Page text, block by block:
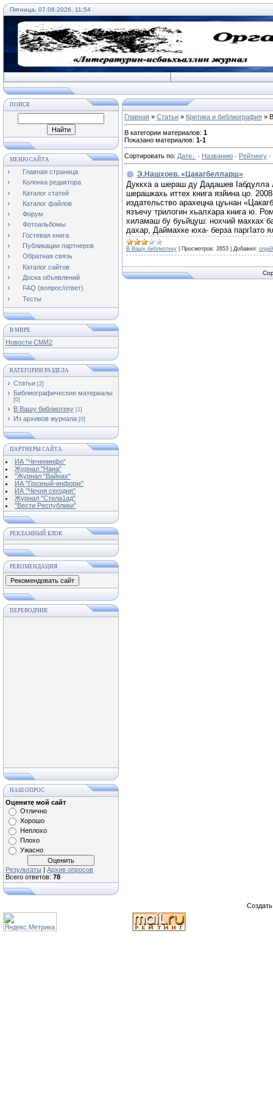
Пятница, 07.08.2026, 11:54
ПОИСК
МЕНЮ САЙТА
Главная страница
Колонка редактора
Каталог статей
Каталог файлов
Форум
Фотоальбомы
Гостевая книга
Публикации партнеров
Обратная связь
Каталог сайтов
Доска объявлений
FAQ (вопрос/ответ)
Тесты
В МИРЕ
Новости СМИ2
КАТЕГОРИИ РАЗДЕЛА
Статьи [2]
Библиографические материалы
[0]
В Вашу библиотеку [1]
Из архивов журнала [0]
ПАРТНЕРЫ САЙТА
ИА "Чеченинфо"
Журнал "Нана"
"Журнал "Вайнах"
ИА "Грозный-информ"
ИА "Чечня сегодня"
Журнал "Стела1ад"
"Вести Республики"
РЕКЛАМНЫЙ БЛОК
РЕКОМЕНДАЦИЯ
ПЕРЕВОДЧИК
НАШ ОПРОС
Оцените мой сайт
Отлично
Хорошо
Неплохо
Плохо
Ужасно
Результаты | Архив опросов
Всего ответов: 78
Главная » Статьи » Критика и библиография »
В категории материалов: 1
Показано материалов: 1-1
Сортировать по: Дате · Названию · Рейтингу ·
Э.Нашхоев. «Цакагбелларш»
Дуккха а шераш ду Дадашев Iабдулла
шерашкахь иттех книга язйина цо.
издательство арахецна цуьнан
язъечу трилогин хьалхара книга ю.
хиламаш бу буьйцуш: нохчий махках
дахар, Даймахке юха- берза паргIато
В Вашу библиотеку Просмотров: 2653 Добавил: